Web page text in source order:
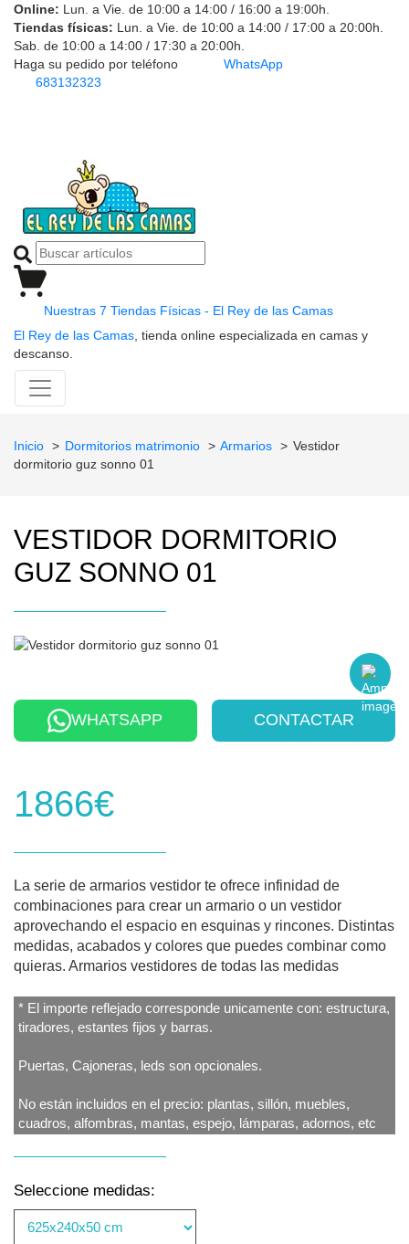
Online: Lun. a Vie. de 10:00 a 14:00 / 16:00 a 19:00h.
Tiendas físicas: Lun. a Vie. de 10:00 a 14:00 / 17:00 a 20:00h.
Sab. de 10:00 a 14:00 / 17:30 a 20:00h.
Haga su pedido por teléfono
683132323
WhatsApp
Nuestras 7 Tiendas Físicas - El Rey de las Camas
El Rey de las Camas , tienda online especializada en camas y
descanso.
Inicio Dormitorios matrimonio Armarios
Vestidor
dormitorio guz sonno 01
VESTIDOR DORMITORIO
GUZ SONNO 01
WHATSAPP CONTACTAR
1866€
La serie de armarios vestidor te ofrece infinidad de
combinaciones para crear un armario o un vestidor
aprovechando el espacio en esquinas y rincones. Distintas
medidas, acabados y colores que puedes combinar como
quieras. Armarios vestidores de todas las medidas
* El importe reflejado corresponde unicamente con: estructura,
tiradores, estantes fijos y barras.
Puertas, Cajoneras, leds son opcionales.
No están incluidos en el precio: plantas, sillón, muebles,
cuadros, alfombras, mantas, espejo, lámparas, adornos, etc
Seleccione medidas: